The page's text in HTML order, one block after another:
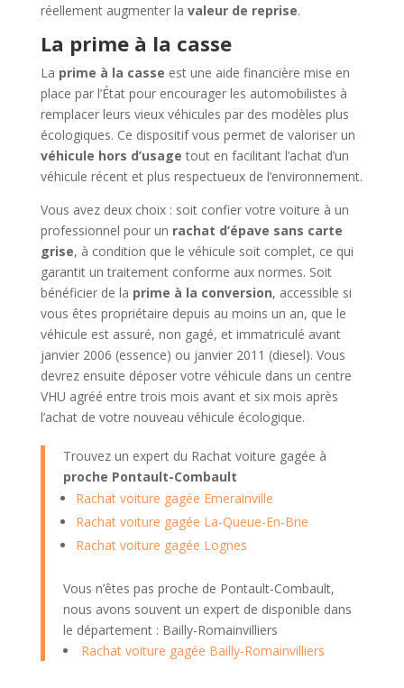
réellement augmenter la valeur de reprise.
La prime à la casse
La prime à la casse est une aide financière mise en
place par l’État pour encourager les automobilistes à
remplacer leurs vieux véhicules par des modèles plus
écologiques. Ce dispositif vous permet de valoriser un
véhicule hors d’usage tout en facilitant l’achat d’un
véhicule récent et plus respectueux de l’environnement.
Vous avez deux choix : soit confier votre voiture à un
professionnel pour un rachat d’épave sans carte
grise, à condition que le véhicule soit complet, ce qui
garantit un traitement conforme aux normes. Soit
bénéficier de la prime à la conversion, accessible si
vous êtes propriétaire depuis au moins un an, que le
véhicule est assuré, non gagé, et immatriculé avant
janvier 2006 (essence) ou janvier 2011 (diesel). Vous
devrez ensuite déposer votre véhicule dans un centre
VHU agréé entre trois mois avant et six mois après
l’achat de votre nouveau véhicule écologique.
Trouvez un expert du Rachat voiture gagée à
proche Pontault-Combault
Rachat voiture gagée Emerainville
Rachat voiture gagée La-Queue-En-Brie
Rachat voiture gagée Lognes
Vous n’êtes pas proche de Pontault-Combault,
nous avons souvent un expert de disponible dans
le département : Bailly-Romainvilliers
Rachat voiture gagée Bailly-Romainvilliers